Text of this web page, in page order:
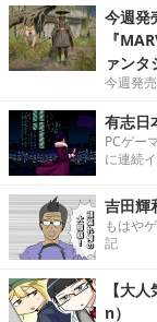
今週発
『
ァンタ
今週発
有志日
PCゲー
に連続
吉田輝
もはや
記
【大
n）